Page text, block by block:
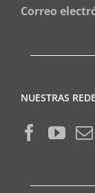
Correo
NUESTRAS